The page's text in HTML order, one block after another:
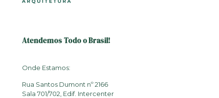
Atendemos Todo o Brasil!
Onde Estamos:
Rua Santos Dumont nº 2166
Sala 701/702, Edif. Intercenter